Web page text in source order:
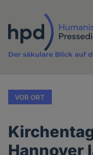
Inhalt
Der säkulare Blick auf
VOR ORT
Hannover